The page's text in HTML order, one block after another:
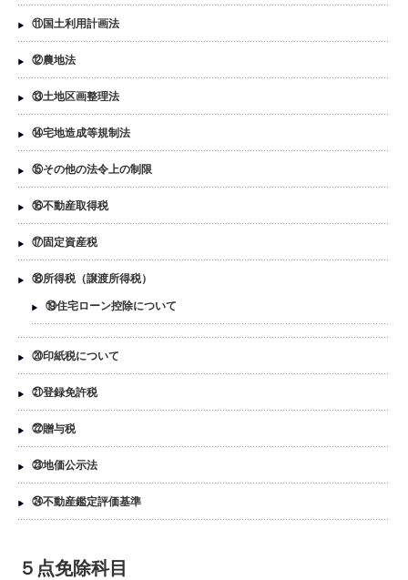
⑪国土利用計画法
⑫農地法
⑬土地区画整理法
⑭宅地造成等規制法
⑮その他の法令上の制限
⑯不動産取得税
⑰固定資産税
⑱所得税（譲渡所得税）
⑲住宅ローン控除について
⑳印紙税について
㉑登録免許税
㉒贈与税
㉓地価公示法
㉔不動産鑑定評価基準
５点免除科目